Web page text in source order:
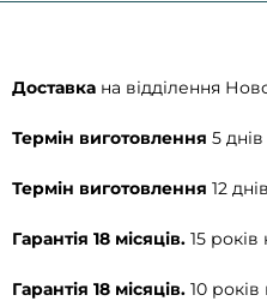
Доставка на відділення
Термін виготовлення 5 днів
Термін виготовлення 12 днів
Гарантія 18 місяців. 15
Гарантія 18 місяців. 10